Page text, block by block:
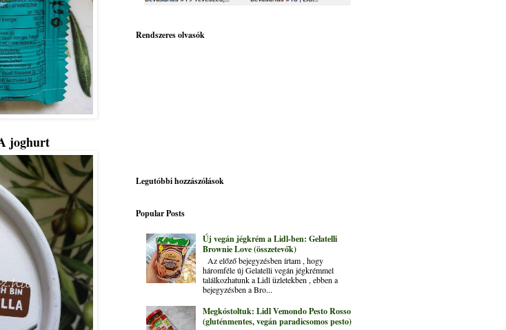
joghurt
Rendszeres olvasók
Legutóbbi hozzászólások
Popular Posts
Új vegán jégkrém a Lidl-ben: Gelatelli
Brownie Love (összetevők)
Az előző bejegyzésben írtam , hogy
háromféle új Gelatelli vegán jégkrémmel
találkozhatunk a Lidl üzletekben , ebben a
bejegyzésben a Bro...
Megkóstoltuk: Lidl Vemondo Pesto Rosso
(gluténmentes, vegán paradicsomos pesto)